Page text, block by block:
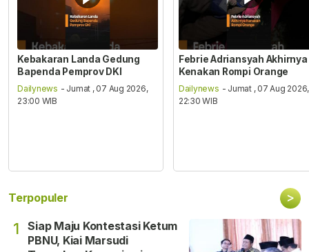
Kebakaran Landa Gedung
Bapenda Pemprov DKI
Dailynews - Jumat , 07 Aug 2026,
23:00 WIB
Febrie Adriansyah Akhirnya
Kenakan Rompi Orange
Dailynews - Jumat , 07 Aug 2026,
22:30 WIB
Terpopuler >
1
Siap Maju Kontestasi Ketum
PBNU, Kiai Marsudi